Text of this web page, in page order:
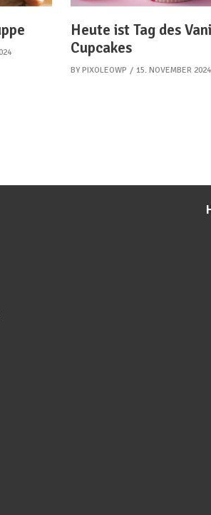
Heute ist Tag des
Cupcakes
BY PIXOLEOWP 15. NOVEMBER 2024